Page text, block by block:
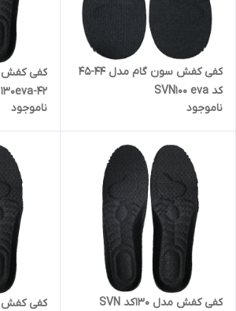
کفی کفش سون گام مدل 44-45
کد SVN100 eva
ناموجود
130eva-42
ناموجود
کفی کفش مدل 130 کد SVN